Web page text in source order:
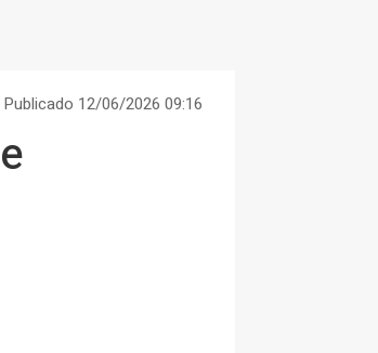
Publicado 12/06/2026 09:16